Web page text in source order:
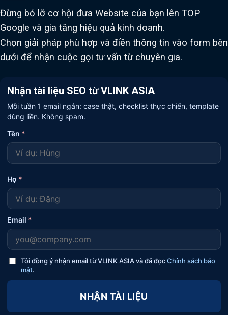
Đừng bỏ lỡ cơ hội đưa Website của bạn lên TOP
Google và gia tăng hiệu quả kinh doanh.
Chọn giải pháp phù hợp và điền thông tin vào form bên
dưới để nhận cuộc gọi tư vấn từ chuyên gia.
Nhận tài liệu SEO từ VLINK ASIA
Mỗi tuần 1 email ngắn: case thật, checklist thực chiến, template
dùng liền. Không spam.
Tên *
Họ *
Email *
Tôi đồng ý nhận email từ VLINK ASIA và đã đọcChính sách bảo
mật.
NHẬN TÀI LIỆU